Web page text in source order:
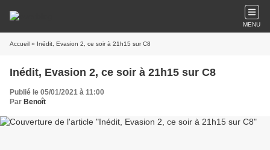
MENU
Accueil » Inédit, Evasion 2, ce soir à 21h15 sur C8
Inédit, Evasion 2, ce soir à 21h15 sur C8
Publié le 05/01/2021 à 11:00
Par Benoît